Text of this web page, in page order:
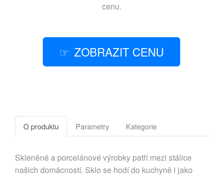
cenu.
ZOBRAZIT CENU
O produktu Parametry Kategorie
Skleněné a porcelánové výrobky patří mezi stálice
našich domácností. Sklo se hodí do kuchyně i jako